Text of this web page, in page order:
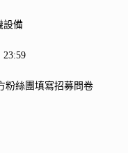
設備
23:59
粉絲團填寫招募問卷